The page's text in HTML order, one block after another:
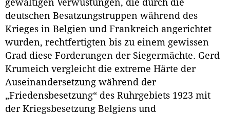
gewaltigen Verwüstungen, die durch die
deutschen Besatzungstruppen während des
Krieges in Belgien und Frankreich angerichtet
wurden, rechtfertigten bis zu einem gewissen
Grad diese Forderungen der Siegermächte. Gerd
Krumeich vergleicht die extreme Härte der
Auseinandersetzung während der
„Friedensbesetzung“ des Ruhrgebiets 1923 mit
der Kriegsbesetzung Belgiens und